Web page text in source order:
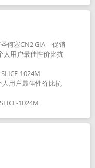
何塞CN2 GIA – 促销
人用户最佳性价比抗
1024M
用户最佳性价比抗
1024M